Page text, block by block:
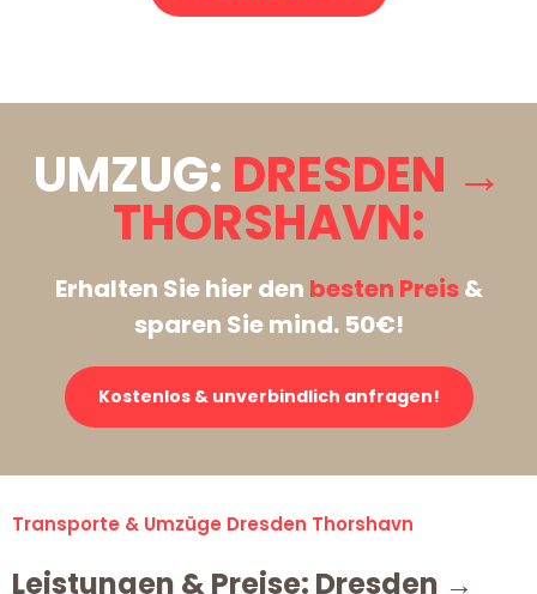
UMZUG: DRESDEN →
THORSHAVN:
Erhalten Sie hier den besten Preis&
sparen Sie mind. 50€!
Kostenlos & unverbindlich anfragen!
Transporte & Umzüge Dresden Thorshavn
Leistungen & Preise: Dresden →